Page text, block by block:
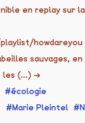
en replay sur la
howdareyou
sauvages, en
les (...) →
écologie
Marie Pleintel